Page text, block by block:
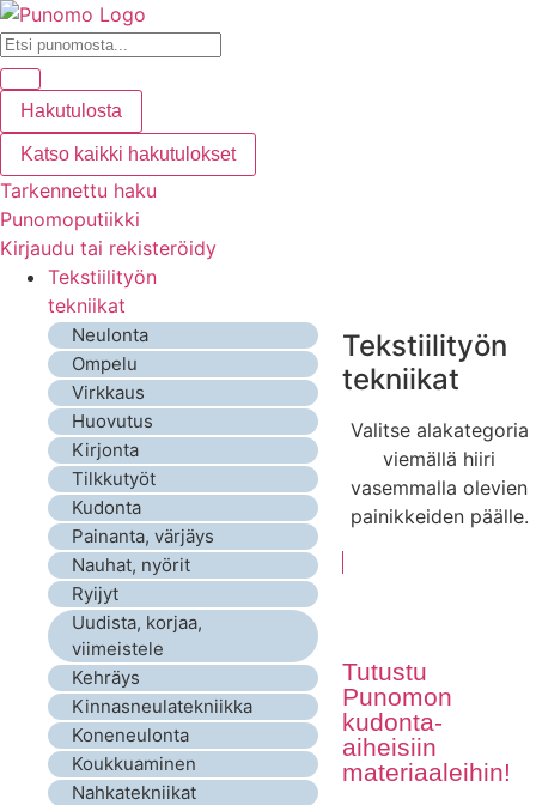
Hakutulosta
Katso kaikki hakutulokset
Tarkennettu haku
Punomoputiikki
Kirjaudu tai rekisteröidy
Tekstiilityön
tekniikat
Neulonta
Ompelu
Virkkaus
Huovutus
Kirjonta
Tilkkutyöt
Kudonta
Painanta, värjäys
Nauhat, nyörit
Ryijyt
Uudista, korjaa,
viimeistele
Kehräys
Kinnasneulatekniikka
Koneneulonta
Koukkuaminen
Nahkatekniikat
Tekstiilityön
tekniikat
Valitse alakategoria
viemällä hiiri
vasemmalla olevien
painikkeiden päälle.
Tutustu
Punomon
kudonta-
aiheisiin
materiaaleihin!